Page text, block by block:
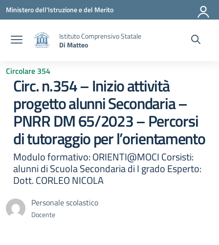
Vai ai contenuti
Vai al menu di navigazione
Vai al footer
Ministero dell'Istruzione e del Merito
Istituto Comprensivo Statale
Di Matteo
Circolare 354
Circ. n.354 – Inizio attività
progetto alunni Secondaria –
PNRR DM 65/2023 – Percorsi
di tutoraggio per l’orientamento
Modulo formativo: ORIENTI@MOCI Corsisti:
alunni di Scuola Secondaria di I grado Esperto:
Dott. CORLEO NICOLA
Personale scolastico
Docente